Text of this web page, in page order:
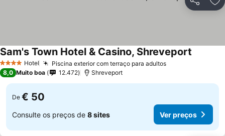
Partilhar
4 EstrelasHotel Piscina exterior com terraço para adultosVer preços
Sam's Town Hotel & Casino, Shreveport
8,0 Muito boa 12.472 Shreveport
De € 50
Consulte os preços de 8 sites Ver preços